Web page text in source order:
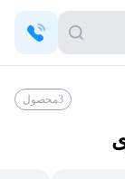
3محصول